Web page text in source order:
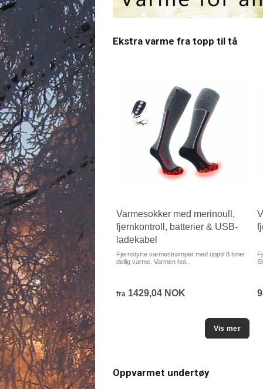
Ekstra varme fra topp til tå
sittepute med batteri
ladekabel
Varmesittepute - Et bærbart,
og oppvarmet sitteu...
553
NOK
Kjøp
Varmesokker med merinoull,
fjernkontroll, batterier & USB-
ladekabel
Fjernstyrte varmestrømper med opptil 8 timer
deilig varme. Varmen hol...
fra 1429,04 NOK
Oppvarmet undertøy